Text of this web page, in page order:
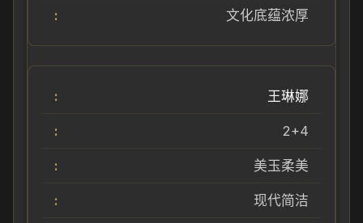
文化底蕴浓厚
王琳娜
2+4
美玉柔美
现代简洁